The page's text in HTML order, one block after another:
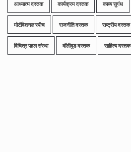
आध्यात्म दस्तक कार्यक्रम दस्तक काव्य सुगंध
मोटीवेशनल स्पीच राजनीति दस्तक राष्ट्रीय दस्तक
विचित्र पहल संस्था वॉलीवुड दस्तक साहित्य दस्तक